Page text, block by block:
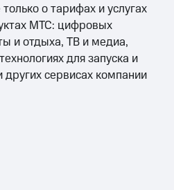
о тарифах и услугах
МТС: цифровых
и отдыха, ТВ и медиа,
для запуска и
сервисах компании